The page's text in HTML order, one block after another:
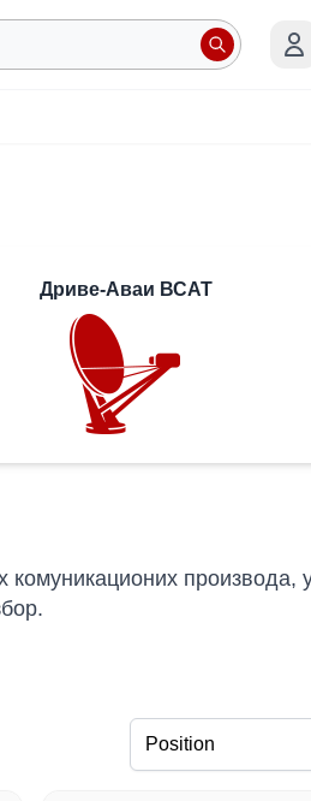
Дриве-Аваи ВСАТ
производа,